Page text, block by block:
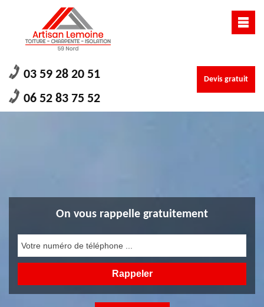
03 59 28 20 51
06 52 83 75 52
Devis gratuit
On vous rappelle gratuitement